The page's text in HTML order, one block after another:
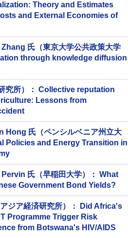
Theory and Estimates
and External Economies of
氏（東京大学公共政策大学
through knowledge diffusion
究所）： Collective reputation
Lessons from
Hong 氏（ペンシルベニア州立大
Policies and Energy Transition in
氏（早稲田大学）： What
Government Bond Yields?
ジア経済研究所）： Did Africa's
Programme Trigger Risk
from Botswana's HIV/AIDS